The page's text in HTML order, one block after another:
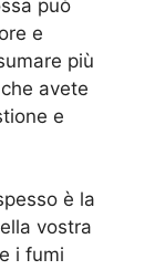
può
e
più
avete
e
è la
vostra
i fumi